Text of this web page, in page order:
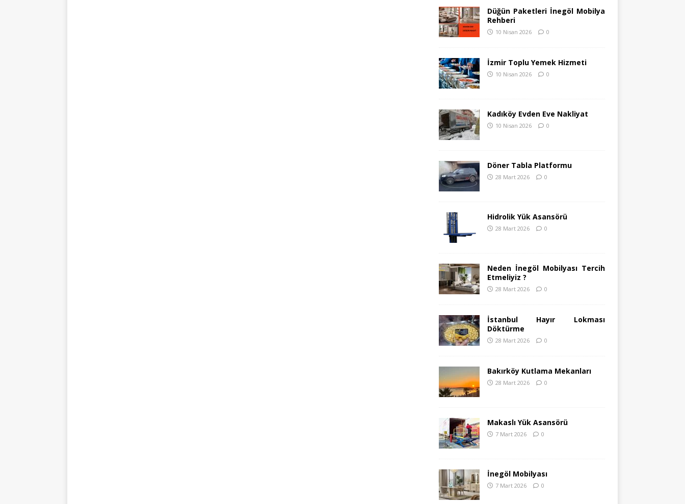
Düğün Paketleri İnegöl Mobilya
Rehberi
10 Nisan 2026 0
İzmir Toplu Yemek Hizmeti
10 Nisan 2026 0
Kadıköy Evden Eve Nakliyat
10 Nisan 2026 0
Döner Tabla Platformu
28 Mart 2026 0
Hidrolik Yük Asansörü
28 Mart 2026 0
Neden İnegöl Mobilyası Tercih
Etmeliyiz ?
28 Mart 2026 0
İstanbul Hayır Lokması
Döktürme
28 Mart 2026 0
Bakırköy Kutlama Mekanları
28 Mart 2026 0
Makaslı Yük Asansörü
7 Mart 2026 0
İnegöl Mobilyası
7 Mart 2026 0